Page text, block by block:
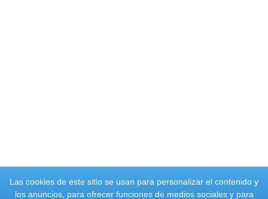
Las cookies de este sitio se usan para personalizar el contenido y
los anuncios, para ofrecer funciones de medios sociales y para